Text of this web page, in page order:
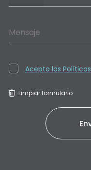
Mensaje
Acepto las
Limpiar formulario